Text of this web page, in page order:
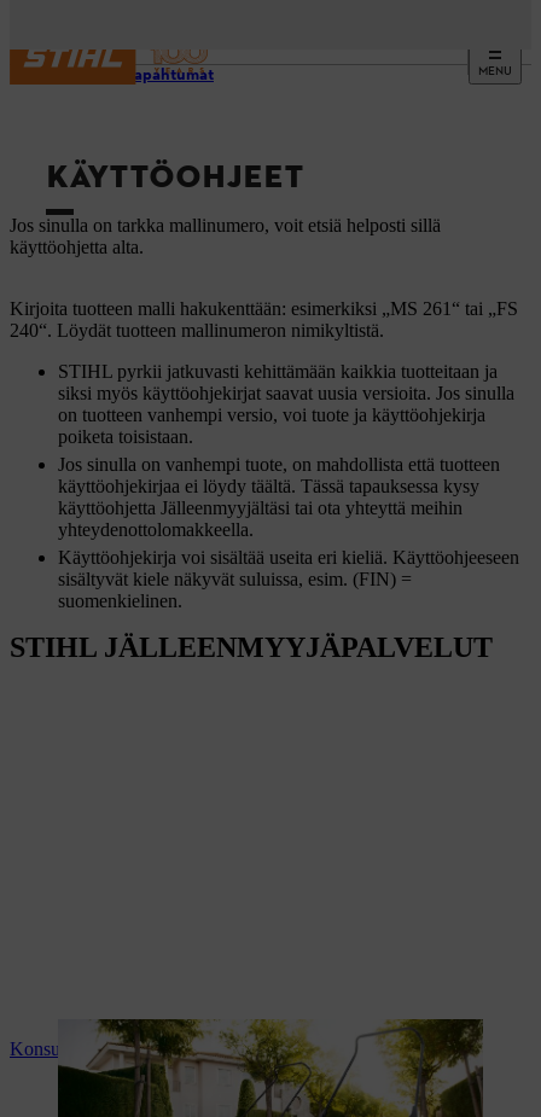
MENU
Tuki ja tapahtumat
KÄYTTÖOHJEET
Jos sinulla on tarkka mallinumero, voit etsiä helposti sillä
käyttöohjetta alta.
Kirjoita tuotteen malli hakukenttään: esimerkiksi „MS 261“ tai „FS
240“. Löydät tuotteen mallinumeron nimikyltistä.
STIHL pyrkii jatkuvasti kehittämään kaikkia tuotteitaan ja
siksi myös käyttöohjekirjat saavat uusia versioita. Jos sinulla
on tuotteen vanhempi versio, voi tuote ja käyttöohjekirja
poiketa toisistaan.
Jos sinulla on vanhempi tuote, on mahdollista että tuotteen
käyttöohjekirjaa ei löydy täältä. Tässä tapauksessa kysy
käyttöohjetta Jälleenmyyjältäsi tai ota yhteyttä meihin
yhteydenottolomakkeella.
Käyttöohjekirja voi sisältää useita eri kieliä. Käyttöohjeeseen
sisältyvät kiele näkyvät suluissa, esim. (FIN) =
suomenkielinen.
STIHL JÄLLEENMYYJÄPALVELUT
Konsultointi ja tuoteopastus